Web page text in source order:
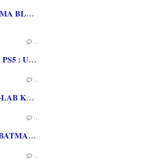
[REVUE CINEMA BLU-RAY] SHELTER
…
[TEST] SAROS PS5 : Une formule de RETURNAL améliorée et interessante
…
[TEST] THE G-LAB KEYZ ELITE 400 HE PC
…
[TEST] LEGO BATMAN L'HERITAGE DU CHEVALIER NOIR XBOX SERIES X : C'est Batman Arkham City en LEGO!
…